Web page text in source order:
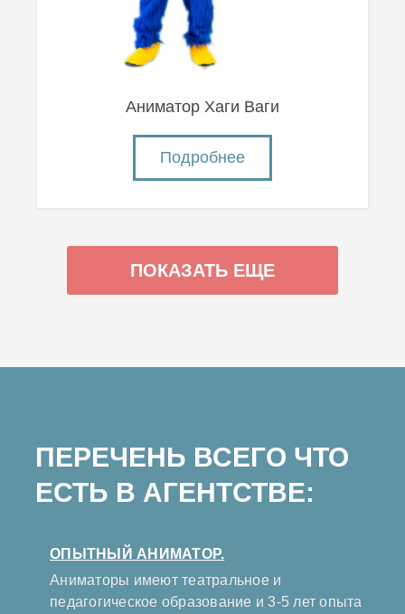
Аниматор Хаги Ваги
Подробнее
ПОКАЗАТЬ ЕЩЕ
ПЕРЕЧЕНЬ ВСЕГО ЧТО
ЕСТЬ В АГЕНТСТВЕ:
ОПЫТНЫЙ АНИМАТОР.
Аниматоры имеют театральное и
педагогическое образование и 3-5 лет опыта